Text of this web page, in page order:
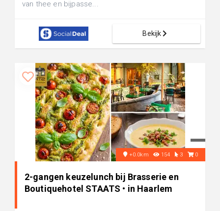
van thee en bijpasse...
Bekijk
+0.0km 154 3 0
2-gangen keuzelunch bij Brasserie en
Boutiquehotel STAATS • in Haarlem